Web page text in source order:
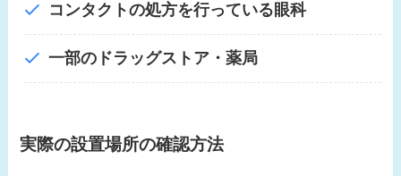
コンタクトの処方を行っている眼科
一部のドラッグストア・薬局
実際の設置場所の確認方法